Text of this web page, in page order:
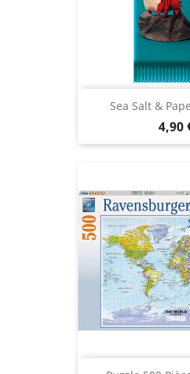
Sea Salt &
Prix
4,90